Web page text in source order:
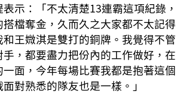
示：「不太清楚13連霸這項紀錄，
檔奪金，久而久之大家都不太記得
王媺淇是雙打的銅牌。我覺得不管
，都要盡力把份內的工作做好，在
面，今年每場比賽我都是抱著這個
對熟悉的隊友也是一樣。」